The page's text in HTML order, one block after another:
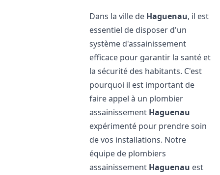
Dans la ville de Haguenau, il est
essentiel de disposer d'un
système d'assainissement
efficace pour garantir la santé et
la sécurité des habitants. C'est
pourquoi il est important de
faire appel à un plombier
assainissement Haguenau
expérimenté pour prendre soin
de vos installations. Notre
équipe de plombiers
assainissement Haguenau est